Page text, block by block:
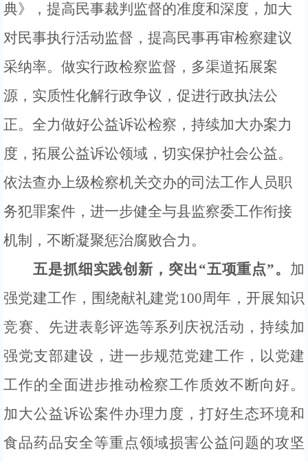
典》，提高民事裁判监督的准度和深度，加大
对民事执行活动监督，提高民事再审检察建议
采纳率。做实行政检察监督， 多渠道拓展案
源，实质性化解行政争议，促进行政执法公
正。 全力做好公益诉讼检察， 持续加大办案力
度，拓展公益诉讼领域，切实保护社会公益。
依法查办上级检察机关交办的司法工作人员职
务犯罪案件，进一步健全与县监察委工作衔接
机制，不断凝聚惩治腐败合力。
五是抓细实践创新，突出“五项重点”。 加
强党建工作，围绕献礼建党100周年，开展知识
竞赛、先进表彰评选等系列庆祝活动，持续加
强党支部建设，进一步规范党建工作，以党建
工作的全面进步推动检察工作质效不断向好。
加大公益诉讼案件办理力度，打好生态环境和
食品药品安全等重点领域损害公益问题的攻坚